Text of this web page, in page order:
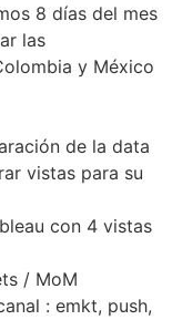
8 días del mes
las
y México
de la data
vistas para su
con 4 vistas
/ MoM
: emkt, push,